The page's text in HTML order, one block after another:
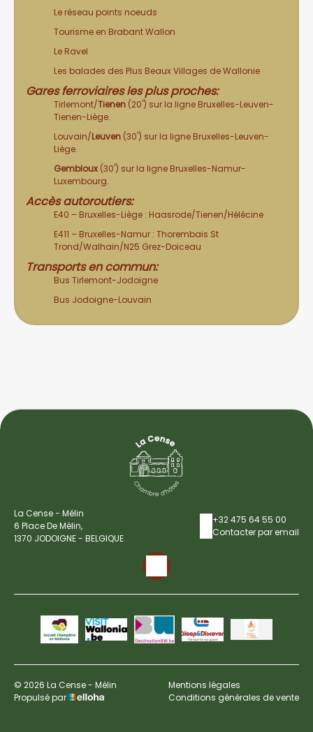
Le réseau points noeuds
Tourisme en Brabant Wallon
Le Ravel
Les balades des Plus Beaux Villages de Wallonie
Gares ferroviaires les plus proches:
Tirlemont/Tienen (20') sur la ligne Bruxelles-Leuven-
Tienen-Liège.
Louvain/Leuven (30') sur la ligne Bruxelles-Leuven-
Liège.
Gembloux (30') sur la ligne Bruxelles-Namur-
Luxembourg.
Accès autoroutiers:
E40 – Bruxelles-Liège : Haasrode/Tienen/Hélécine
E411 – Bruxelles-Namur : Thorembais St
Trond/Walhain/N25 Grez-Doiceau
Transports en commun:
Bus Tirlemont-Jodoigne
Bus Jodoigne-Louvain
La Cense - Mélin
6 Place De Mélin,
1370 JODOIGNE - BELGIQUE
+32 475 64 55 00
Contacter par email
© 2026 La Cense - Mélin
Propulsé par
Mentions légales
Conditions générales de vente